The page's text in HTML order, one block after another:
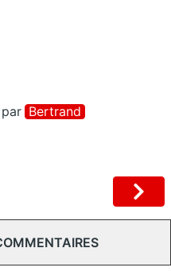
par Bertrand